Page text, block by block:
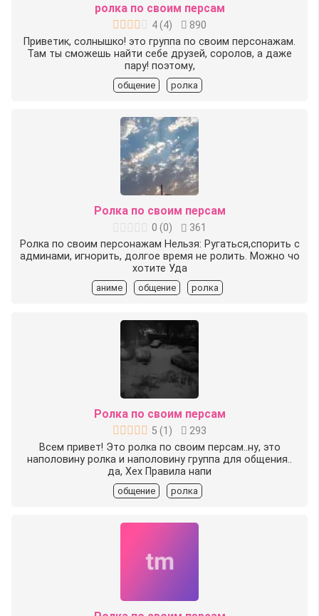
ролка по своим персам
4(4)
890
Приветик, солнышко! это группа по своим персонажам.
Там ты сможешь найти себе друзей, соролов, а даже
пару! поэтому,
общение ролка
Ролка по своим персам
0 (0)
361
Ролка по своим персонажам Нельзя: Ругаться,спорить с
админами, игнорить, долгое время не ролить. Можно чо
хотите Уда
аниме общение ролка
Ролка по своим персам
5 (1 )
293
Всем привет! Это ролка по своим персам..ну, это
наполовину ролка и наполовину группа для общения..
да, Хех Правила напи
общение ролка